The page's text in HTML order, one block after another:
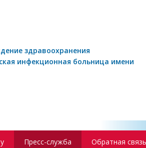
здравоохранения
инфекционная больница имени
Пресс-служба Обратная связь